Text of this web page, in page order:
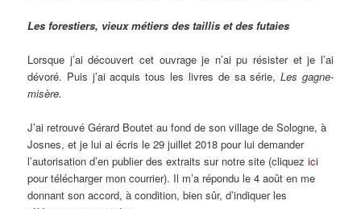
Les forestiers, vieux métiers des taillis et des futaies
Lorsque j’ai découvert cet ouvrage je n’ai pu résister et je l’ai
dévoré. Puis j’ai acquis tous les livres de sa série,Les gagne-
misère.
J’ai retrouvé Gérard Boutet au fond de son village de Sologne, à
Josnes, et je lui ai écris le 29 juillet 2018 pour lui demander
l’autorisation d’en publier des extraits sur notre site (cliquezici
pour télécharger mon courrier). Il m’a répondu le 4 août en me
donnant son accord, à condition, bien sûr, d’indiquer les